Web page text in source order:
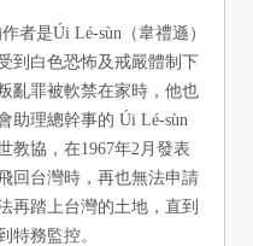
者是Úi Lé-sùn（韋禮遜）
到白色恐怖及戒嚴體制下
亂罪被軟禁在家時，他也
助理總幹事的 Úi Lé-sùn
教協，在1967年2月發表
回台灣時，再也無法申請
再踏上台灣的土地，直到
特務監控。